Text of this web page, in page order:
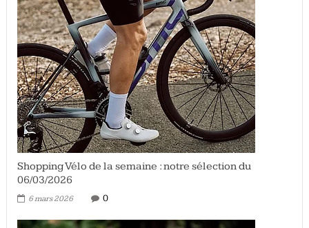
Shopping Vélo de la semaine : notre sélection du
06/03/2026
6 mars 2026 0